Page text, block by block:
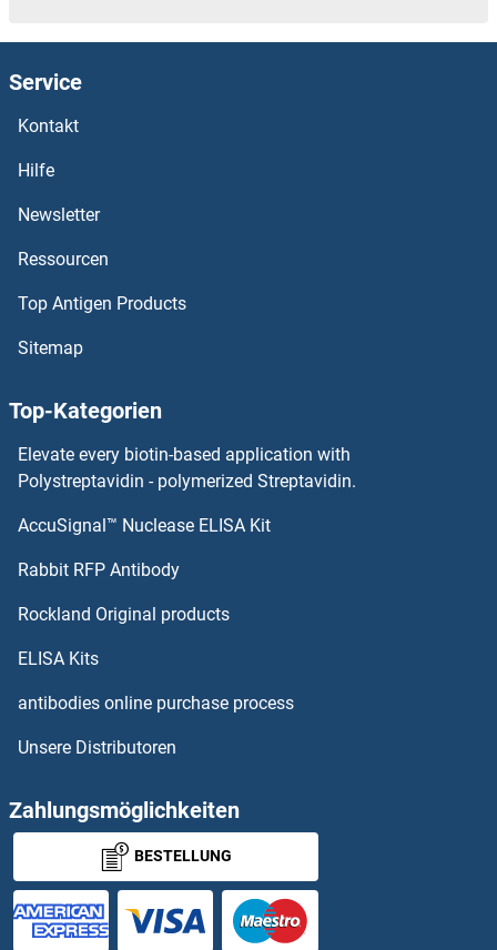
YOD1 Antikörper
YME1L1 Antikörper
YKT6 Antikörper
YIPF5 Antikörper
YIPF4 Antikörper
Yip1 Interacting Factor Homolog B Antikörper
YIF1A Antikörper
YES1 Antikörper
ZAK Antikörper
ZAN Antikörper
ZAP70 Antikörper
ZAR1L Antikörper
ZBED1 Antikörper
Service
Kontakt
Hilfe
Newsletter
Ressourcen
Top Antigen Products
Sitemap
Top-Kategorien
Elevate every biotin-based application with
Polystreptavidin - polymerized Streptavidin.
AccuSignal™ Nuclease ELISA Kit
Rabbit RFP Antibody
Rockland Original products
ELISA Kits
antibodies online purchase process
Unsere Distributoren
Zahlungsmöglichkeiten
BESTELLUNG